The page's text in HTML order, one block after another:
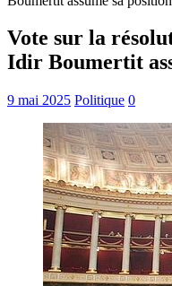
Vote sur la
Idir Boumertit
9 mai 2025 Politique 0